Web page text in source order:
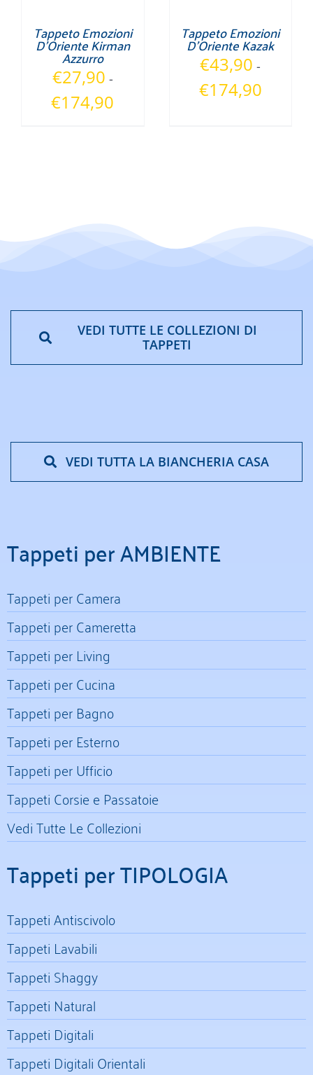
Tappeto Emozioni
D’Oriente Kirman
Azzurro
€27,90 -
€174,90
Tappeto Emozioni
D’Oriente Kazak
€43,90 -
€174,90Fascia
VEDI TUTTE LE COLLEZIONI DI
TAPPETI
VEDI TUTTA LA BIANCHERIA CASA
Tappeti per AMBIENTE
Tappeti per Camera
Tappeti per Cameretta
Tappeti per Living
Tappeti per Cucina
Tappeti per Bagno
Tappeti per Esterno
Tappeti per Ufficio
Tappeti Corsie e Passatoie
Vedi Tutte Le Collezioni
Tappeti per TIPOLOGIA
Tappeti Antiscivolo
Tappeti Lavabili
Tappeti Shaggy
Tappeti Natural
Tappeti Digitali
Tappeti Digitali Orientali